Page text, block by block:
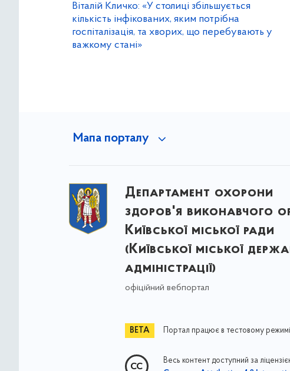
Віталій Кличко: «У столиці збільшується
кількість інфікованих, яким потрібна
госпіталізація, та хворих, що перебувають у
важкому стані»
Мапа порталу
Департамент охорони
здоров'я виконавчого
Київської міської ради
(Київської міської
адміністрації)
офіційний вебпортал
Портал працює в тестовому режимі
Весь контент доступний за